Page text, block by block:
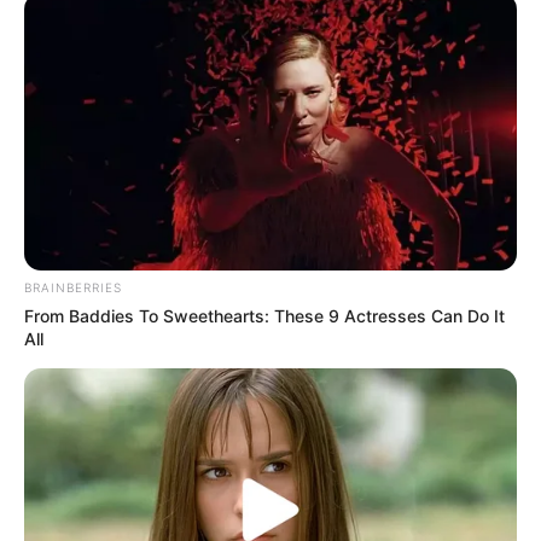
Nemrég Dietz Gusztávval került összetűzésbe,
akivel heves szóváltásba bonyolódott. Dietz azzal
vádolta, hogy a háttérben próbál manipulálni,
Bárdosi pedig visszavágott, és azt állította, szerinte
Dietz viselkedése agresszívabb volt annál, mint
amilyennek mutatni próbálja magát.
A vita után több néző is arról beszélt, hogy Bárdosi
van jelen, és nem mindig törekszik arra, hogy
elsimítsa a konfliktusokat. Vannak, akik szerint ez
túl sok, mások viszont úgy érzik, éppen ettől
hiteles: nem játszik szerepet, nem akar mindenkinek
megfelelni, hanem vállalja, ha dühös, csalódott
vagy felháborodott.
BRAINBERRIES
From Baddies To Sweethearts: These 9 Actresses Can Do It
All